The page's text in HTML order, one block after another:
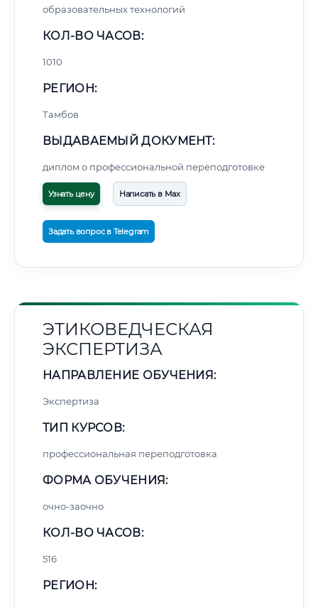
образовательных технологий
КОЛ-ВО ЧАСОВ:
1010
РЕГИОН:
Тамбов
ВЫДАВАЕМЫЙ ДОКУМЕНТ:
диплом о профессиональной переподготовке
Узнать цену Написать в Max
Задать вопрос в Telegram
ЭТИКОВЕДЧЕСКАЯ
ЭКСПЕРТИЗА
НАПРАВЛЕНИЕ ОБУЧЕНИЯ:
Экспертиза
ТИП КУРСОВ:
профессиональная переподготовка
ФОРМА ОБУЧЕНИЯ:
очно-заочно
КОЛ-ВО ЧАСОВ:
516
РЕГИОН: